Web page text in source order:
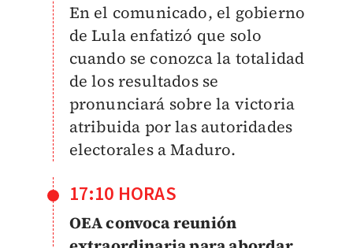
En el comunicado, el gobierno
de Lula enfatizó que solo
cuando se conozca la totalidad
de los resultados se
pronunciará sobre la victoria
atribuida por las autoridades
electorales a Maduro.
17:10 HORAS
OEA convoca reunión